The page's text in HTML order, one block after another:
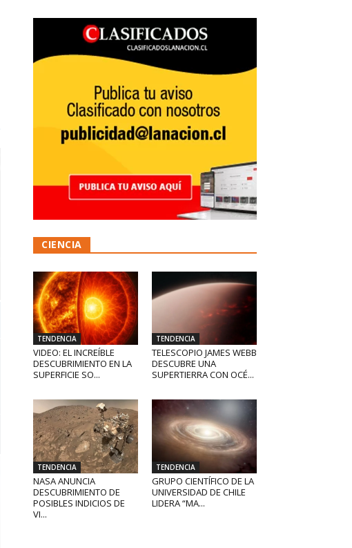
CIENCIA
TENDENCIA
VIDEO: EL INCREÍBLE
DESCUBRIMIENTO EN LA
SUPERFICIE SO...
TENDENCIA
TELESCOPIO JAMES WEBB
DESCUBRE UNA
SUPERTIERRA CON OCÉ...
TENDENCIA
NASA ANUNCIA
DESCUBRIMIENTO DE
POSIBLES INDICIOS DE
VI...
TENDENCIA
GRUPO CIENTÍFICO DE LA
UNIVERSIDAD DE CHILE
LIDERA “MA...